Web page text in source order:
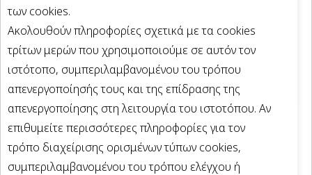
των cookies.
Ακολουθούν πληροφορίες σχετικά με τα cookies
τρίτων μερών που χρησιμοποιούμε σε αυτόν τον
ιστότοπο, συμπεριλαμβανομένου του τρόπου
απενεργοποίησής τους και της επίδρασης της
απενεργοποίησης στη λειτουργία του ιστοτόπου. Αν
επιθυμείτε περισσότερες πληροφορίες για τον
τρόπο διαχείρισης ορισμένων τύπων cookies,
συμπεριλαμβανομένου του τρόπου ελέγχου ή